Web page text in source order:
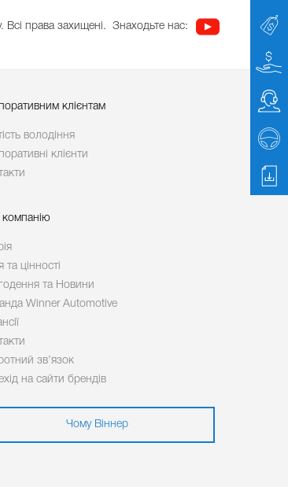
права захищені. Знаходьте нас:
клієнтам
володіння
клієнти
компанію
та цінності
та Новини
Winner Automotive
зв’язок
на сайти брендів
Чому Віннер